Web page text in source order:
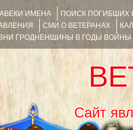
ИМЕНА ПОИСК ПОГИБШИХ
СМИ О ВЕТЕРАНАХ
ГРОДНЕНЩИНЫ В ГОДЫ ВОЙНЫ
Сайт